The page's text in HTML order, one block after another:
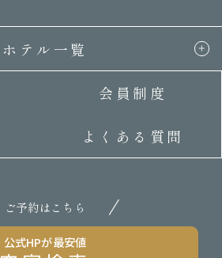
ホテル一覧
会員制度
よくある質問
ご予約はこちら
公式HPが最安値